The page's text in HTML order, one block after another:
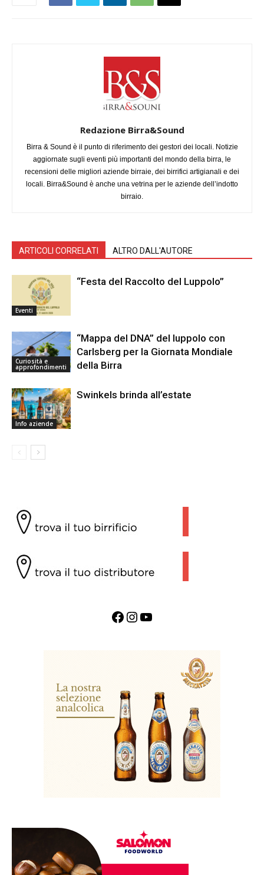
Redazione Birra&Sound
Birra & Sound è il punto di riferimento dei gestori dei locali. Notizie
aggiornate sugli eventi più importanti del mondo della birra, le
recensioni delle migliori aziende birraie, dei birrifici artigianali e dei
locali. Birra&Sound è anche una vetrina per le aziende dell’indotto
birraio.
ARTICOLI CORRELATI ALTRO DALL'AUTORE
Eventi
“Festa del Raccolto del Luppolo”
Curiosità e
approfondimenti
“Mappa del DNA” del luppolo con
Carlsberg per la Giornata Mondiale
della Birra
Info aziende
Swinkels brinda all’estate
Facebook InstagramYouTube